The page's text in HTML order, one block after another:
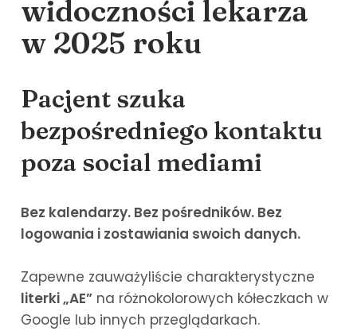
widoczności lekarza
w 2025 roku
Pacjent szuka
bezpośredniego kontaktu
poza social mediami
Bez kalendarzy. Bez pośredników. Bez
logowania i zostawiania swoich danych.
Zapewne zauważyliście charakterystyczne
literki „AE” na różnokolorowych kółeczkach w
Google lub innych przeglądarkach.